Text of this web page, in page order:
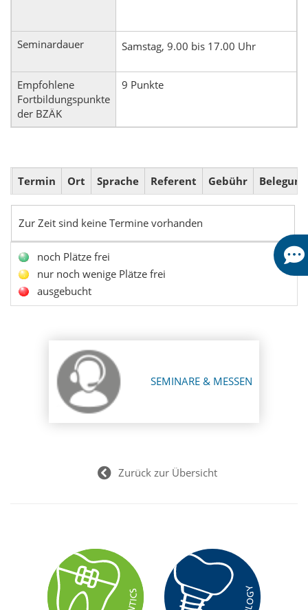
Seminardauer Samstag, 9.00 bis 17.00 Uhr
Empfohlene
Fortbildungspunkte
der BZÄK
9 Punkte
Termin Ort Sprache Referent Gebühr Belegung
Zur Zeit sind keine Termine vorhanden
noch Plätze frei
nur noch wenige Plätze frei
ausgebucht
SEMINARE & MESSEN
Zurück zur Übersicht